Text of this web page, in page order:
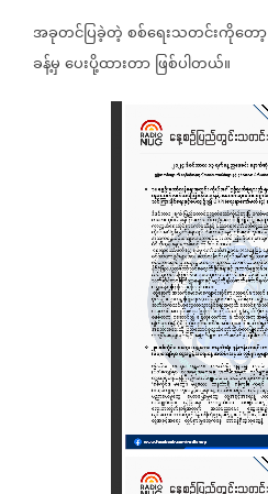
အခုတင်ပြခဲ့တဲ့စစ်ရေးသတင်း‌ကိုတော့
ခန့်မှပေးပို့ထားတာဖြစ်ပါတယ်။